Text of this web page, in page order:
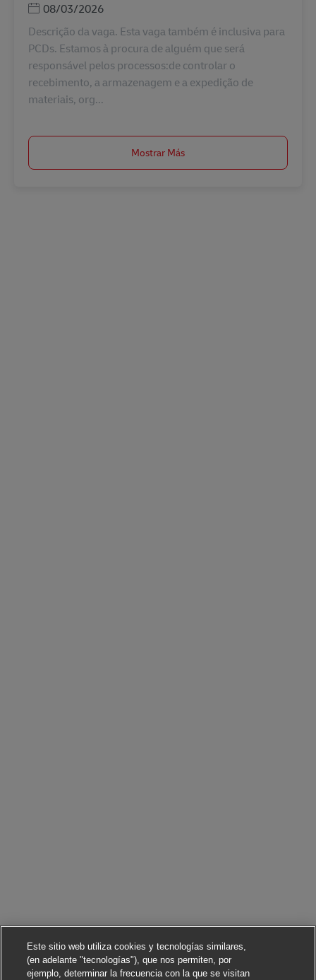
Posted Date
08/03/2026
Descrição da vaga. Esta vaga também é inclusiva para
PCDs. Estamos à procura de alguém que será
responsável pelos processos:de controlar o
recebimento, a armazenagem e a expedição de
materiais, org...
Mostrar Más
Este sitio web utiliza cookies y tecnologías similares,
(en adelante "tecnologías"), que nos permiten, por
ejemplo, determinar la frecuencia con la que se visitan